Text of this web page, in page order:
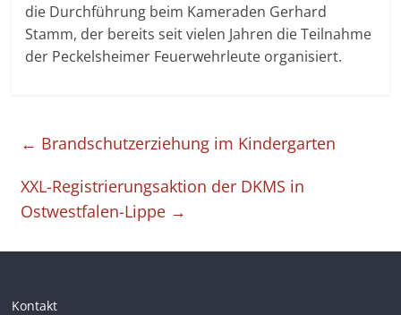
die Durchführung beim Kameraden Gerhard
Stamm, der bereits seit vielen Jahren die Teilnahme
der Peckelsheimer Feuerwehrleute organisiert.
← Brandschutzerziehung im Kindergarten
XXL-Registrierungsaktion der DKMS in
Ostwestfalen-Lippe →
Kontakt